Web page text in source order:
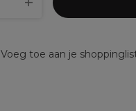
Voeg toe aan je